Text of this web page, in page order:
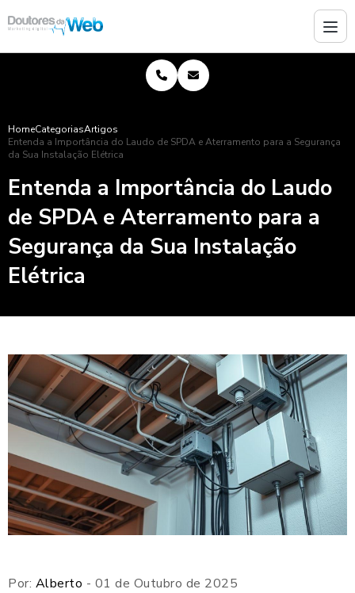
HomeCategoriasArtigos
Entenda a Importância do Laudo de SPDA e Aterramento para a Segurança
da Sua Instalação Elétrica
Entenda a Importância do Laudo
de SPDA e Aterramento para a
Segurança da Sua Instalação
Elétrica
Por: Alberto - 01 de Outubro de 2025